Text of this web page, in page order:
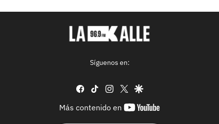
Síguenos en:
facebook
tiktok instagram
twittergoogle
Más contenido en
youtube-